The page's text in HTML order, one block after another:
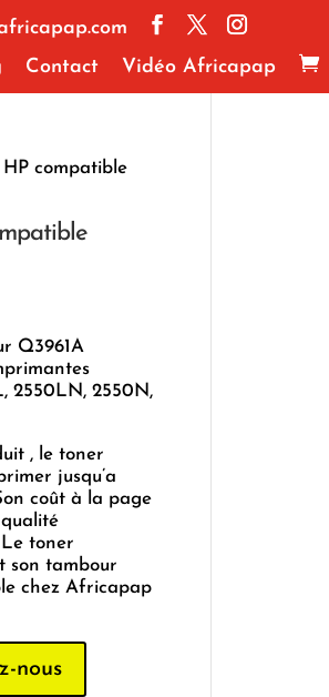
Contact Vidéo Africapap
compatible
Q3961A
2550LN, 2550N,
, le toner
jusqu’a
coût à la page
toner
son tambour
chez Africapap
nous